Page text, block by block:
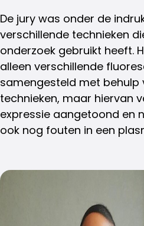
De jury was onder de
verschillende technieken
onderzoek gebruikt heeft.
alleen verschillende
samengesteld met behulp
technieken, maar hiervan
expressie aangetoond en
ook nog fouten in een